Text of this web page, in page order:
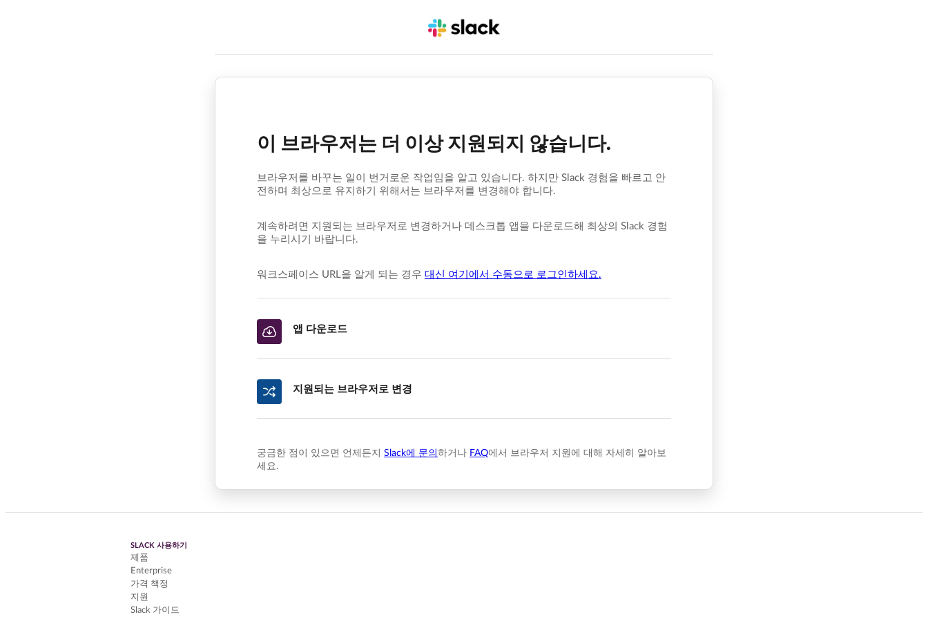
이 브라우저는 더 이상 지원되지 않습니다.
브라우저를 바꾸는 일이 번거로운 작업임을 알고 있습니다. 하지만 Slack 경험을 빠르고 안
전하며 최상으로 유지하기 위해서는 브라우저를 변경해야 합니다.
계속하려면 지원되는 브라우저로 변경하거나 데스크톱 앱을 다운로드해 최상의 Slack 경험
을 누리시기 바랍니다.
워크스페이스 URL을 알게 되는 경우 대신 여기에서 수동으로 로그인하세요.
앱 다운로드
지원되는 브라우저로 변경
궁금한 점이 있으면 언제든지 Slack에 문의 하거나 FAQ에서 브라우저 지원에 대해 자세히 알아보
세요.
SLACK 사용하기
제품
Enterprise
가격 책정
지원
Slack 가이드